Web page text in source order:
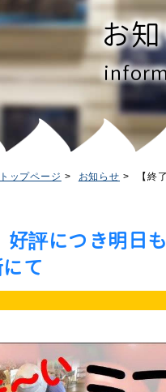
お
トップページ お知らせ 【終
好評につき明日
て